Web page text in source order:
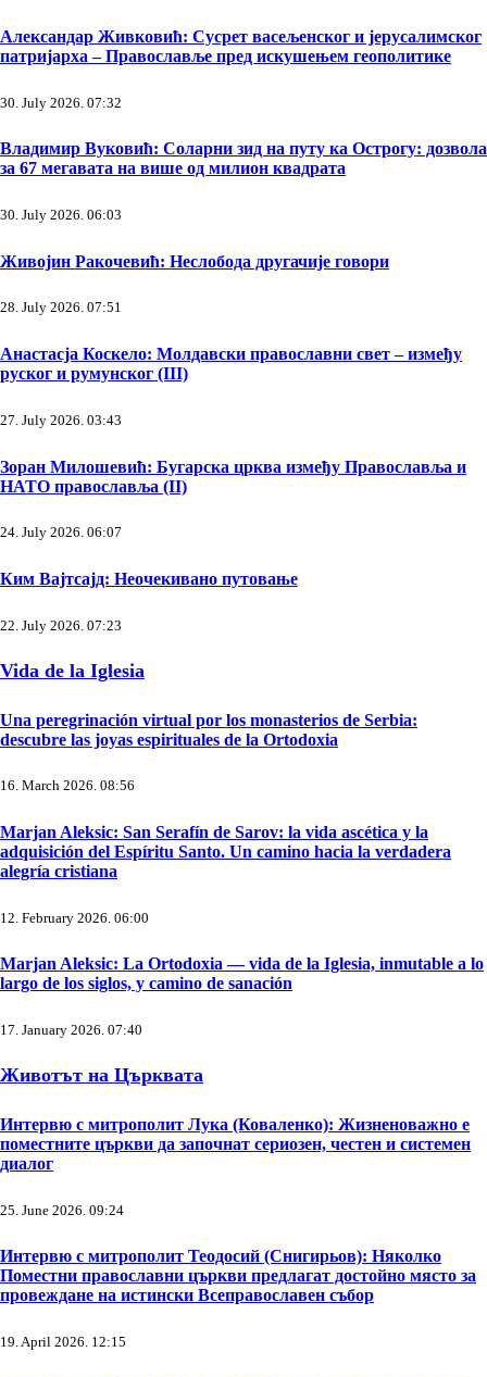
Александар Живковић: Сусрет васељенског и јерусалимског
патријарха – Православље пред искушењем геополитике
30. July 2026. 07:32
Владимир Вуковић: Соларни зид на путу ка Острогу: дозвола
за 67 мегавата на више од милион квадрата
30. July 2026. 06:03
Живојин Ракочевић: Неслобода другачије говори
28. July 2026. 07:51
Анастасја Коскело: Молдавски православни свет – између
руског и румунског (III)
27. July 2026. 03:43
Зоран Милошевић: Бугарска црква између Православља и
НАТО православља (II)
24. July 2026. 06:07
Ким Вајтсајд: Неочекивано путовање
22. July 2026. 07:23
Vida de la Iglesia
Una peregrinación virtual por los monasterios de Serbia:
descubre las joyas espirituales de la Ortodoxia
16. March 2026. 08:56
Marjan Aleksic: San Serafín de Sarov: la vida ascética y la
adquisición del Espíritu Santo. Un camino hacia la verdadera
alegría cristiana
12. February 2026. 06:00
Marjan Aleksic: La Ortodoxia — vida de la Iglesia, inmutable a lo
largo de los siglos, y camino de sanación
17. January 2026. 07:40
Животът на Църквата
Интервю с митрополит Лука (Коваленко): Жизненоважно е
поместните църкви да започнат сериозен, честен и системен
диалог
25. June 2026. 09:24
Интервю с митрополит Теодосий (Снигирьов): Няколко
Поместни православни църкви предлагат достойно място за
провеждане на истински Всеправославен събор
19. April 2026. 12:15